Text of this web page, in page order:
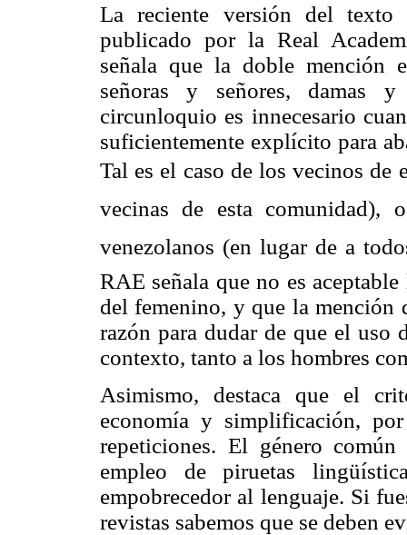
La reciente versión del
publicado por la Real
señala que la doble mención
señoras y señores, damas
circunloquio es innecesario
suficientemente explícito para
Tal es el caso de los vecinos
vecinas de esta comunidad),
venezolanos (en lugar de a
RAE señala que no es
del femenino, y que la mención
razón para dudar de que el uso
contexto, tanto a los hombres
Asimismo, destaca que el
economía y simplificación,
repeticiones. El género
empleo de piruetas
empobrecedor al lenguaje. Si
revistas sabemos que se deben